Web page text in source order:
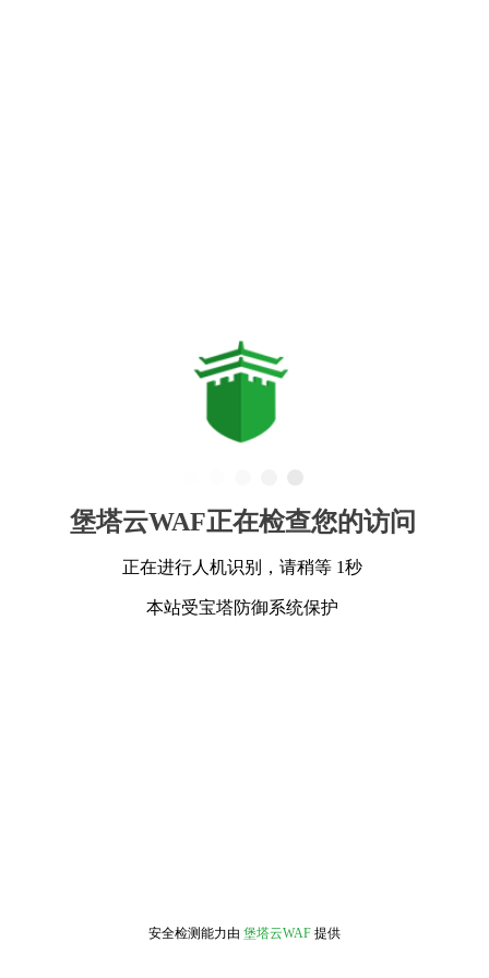
堡塔云WAF正在检查您的访问
正在进行人机识别，请稍等 1秒
本站受宝塔防御系统保护
安全检测能力由 堡塔云WAF 提供